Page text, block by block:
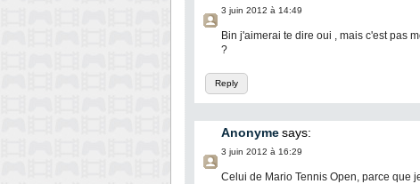
3 juin 2012 à 14:49
Reply
Bin j'aimerai te dire oui , mais c'est pas
?
Anonymesays:
3 juin 2012 à 16:29
Celui de Mario Tennis Open, parce que